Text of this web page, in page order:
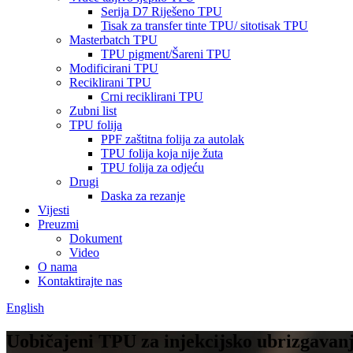
Serija D7 Riješeno TPU
Tisak za transfer tinte TPU/ sitotisak TPU
Masterbatch TPU
TPU pigment/Šareni TPU
Modificirani TPU
Reciklirani TPU
Crni reciklirani TPU
Zubni list
TPU folija
PPF zaštitna folija za autolak
TPU folija koja nije žuta
TPU folija za odjeću
Drugi
Daska za rezanje
Vijesti
Preuzmi
Dokument
Video
O nama
Kontaktirajte nas
English
Uobičajeni TPU za injekcijsko